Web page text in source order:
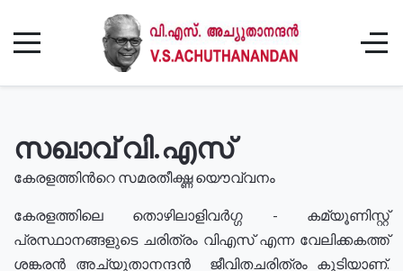
സഖാവ് വി.എസ്
കേരളത്തിൻറെ സമരതീക്ഷ്ണ യൌവ്വനം
കേരളത്തിലെ തൊഴിലാളിവർഗ്ഗ - കമ്യൂണിസ്റ്റ്
പ്രസ്ഥാനങ്ങളുടെ ചരിത്രം വിഎസ് എന്ന വേലിക്കകത്ത്
ശങ്കരൻ അച്യുതാനന്ദൻ ജീവിതചരിത്രം കൂടിയാണ്.